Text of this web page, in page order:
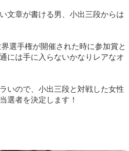
文章が書ける男、小出三段からは
選手権が開催された時に参加賞と
には手に入らないかなりレアなオ
いので、小出三段と対戦した女性
選者を決定します！